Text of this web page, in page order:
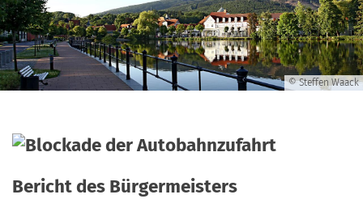
© Steffen Waack
Bericht des Bürgermeisters